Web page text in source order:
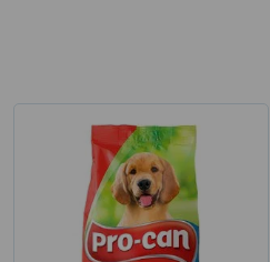
aspiradora
lavamanos